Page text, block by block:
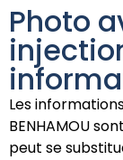
Photo
Les
BENHAMOU
peut se